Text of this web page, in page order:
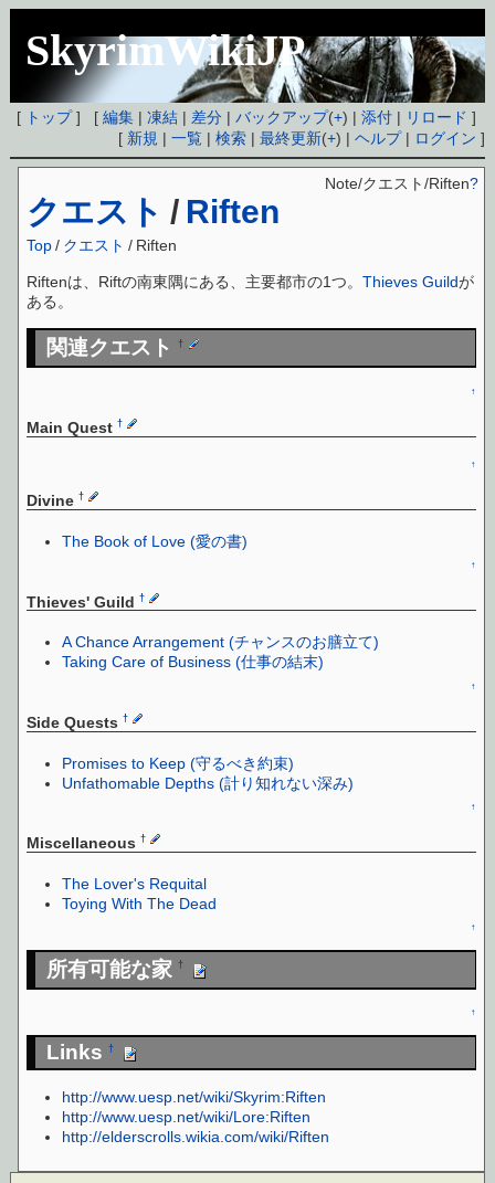
SkyrimWikiJP
[ トップ] [編集 |凍結 | 差分 |バックアップ(+) |添付 | リロード ]
[ 新規 |一覧 |検索 |最終更新(+) |ヘルプ| ログイン ]
クエスト / Riften
Note/クエスト/Riften?
Top / クエスト / Riften
Riftenは、Riftの南東隅にある、主要都市の1つ。Thieves Guildが
ある。
関連クエスト†
↑
Main Quest†
↑
Divine†
The Book of Love (愛の書)
↑
Thieves' Guild†
A Chance Arrangement (チャンスのお膳立て)
Taking Care of Business (仕事の結末)
↑
Side Quests†
Promises to Keep (守るべき約束)
Unfathomable Depths (計り知れない深み)
↑
Miscellaneous†
The Lover's Requital
Toying With The Dead
↑
所有可能な家†
↑
Links†
http://www.uesp.net/wiki/Skyrim:Riften
http://www.uesp.net/wiki/Lore:Riften
http://elderscrolls.wikia.com/wiki/Riften